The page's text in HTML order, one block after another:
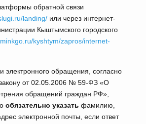
обратной связи
landing/или через интернет-
Кыштымского городского
kyshtym/zapros/internet-
электронного обращения, согласно
от 02.05.2006 № 59-ФЗ «О
обращений граждан РФ»,
обязательно указать фамилию,
электронной почты, если ответ